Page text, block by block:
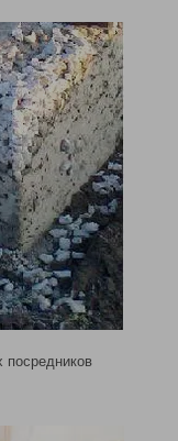
посредников